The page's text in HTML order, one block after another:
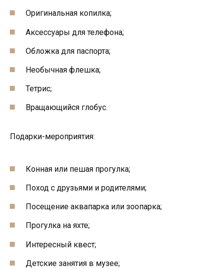
Оригинальная копилка;
Аксессуары для телефона;
Обложка для паспорта;
Необычная флешка;
Тетрис;
Вращающийся глобус.
Подарки-мероприятия:
Конная или пешая прогулка;
Поход с друзьями и родителями;
Посещение аквапарка или зоопарка;
Прогулка на яхте;
Интересный квест;
Детские занятия в музее;